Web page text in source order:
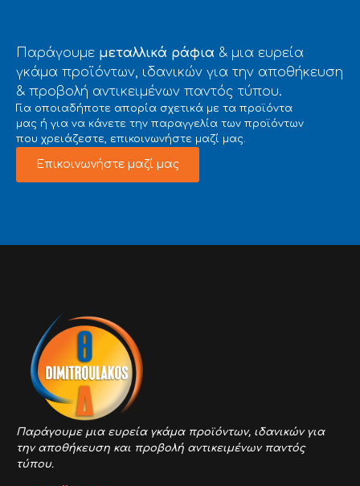
Παράγουμε μεταλλικά ράφια & μια ευρεία
γκάμα προϊόντων, ιδανικών για την αποθήκευση
& προβολή αντικειμένων παντός τύπου.
Για οποιαδήποτε απορία σχετικά με τα προϊόντα
μας ή για να κάνετε την παραγγελία των προϊόντων
που χρειάζεστε, επικοινωνήστε μαζί μας.
Επικοινωνήστε μαζί μας
Παράγουμε μια ευρεία γκάμα προϊόντων, ιδανικών για
την αποθήκευση και προβολή αντικειμένων παντός
τύπου.